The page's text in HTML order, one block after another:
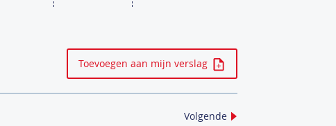
Toevoegen aan mijn verslag
Volgende